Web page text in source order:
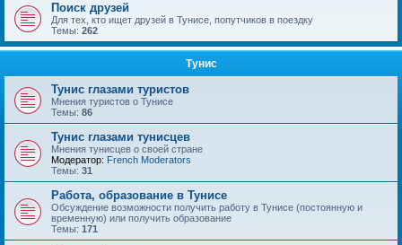
Поиск друзей
Для тех, кто ищет друзей в Тунисе, попутчиков в поездку
Темы: 262
Тунис
Тунис глазами туристов
Мнения туристов о Тунисе
Темы: 86
Тунис глазами тунисцев
Мнения тунисцев о своей стране
Модератор: French Moderators
Темы: 31
Работа, образование в Тунисе
Обсуждение возможности получить работу в Тунисе (постоянную и
временную) или получить образование
Темы: 171